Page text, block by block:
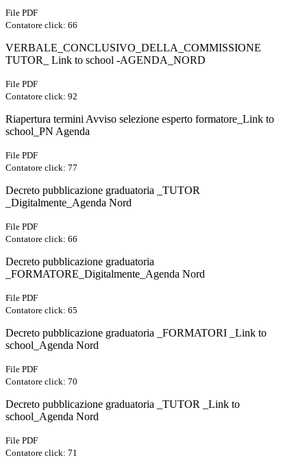
File PDF
Contatore click: 66
VERBALE_CONCLUSIVO_DELLA_COMMISSIONE
TUTOR_ Link to school -AGENDA_NORD
File PDF
Contatore click: 92
Riapertura termini Avviso selezione esperto formatore_Link to
school_PN Agenda
File PDF
Contatore click: 77
Decreto pubblicazione graduatoria _TUTOR
_Digitalmente_Agenda Nord
File PDF
Contatore click: 66
Decreto pubblicazione graduatoria
_FORMATORE_Digitalmente_Agenda Nord
File PDF
Contatore click: 65
Decreto pubblicazione graduatoria _FORMATORI _Link to
school_Agenda Nord
File PDF
Contatore click: 70
Decreto pubblicazione graduatoria _TUTOR _Link to
school_Agenda Nord
File PDF
Contatore click: 71